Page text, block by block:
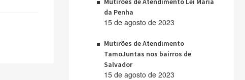
da Penha
15 de agosto de 2023
Mutirões de Atendimento
TamoJuntas nos bairros de
Salvador
15 de agosto de 2023